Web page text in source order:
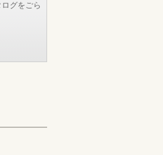
グをごら